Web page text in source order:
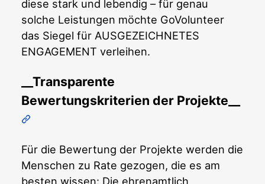
diese stark und lebendig – für genau
solche Leistungen möchte GoVolunteer
das Siegel für AUSGEZEICHNETES
ENGAGEMENT verleihen.
__Transparente
Bewertungskriterien der Projekte__
Für die Bewertung der Projekte werden die
Menschen zu Rate gezogen, die es am
besten wissen: Die ehrenamtlich